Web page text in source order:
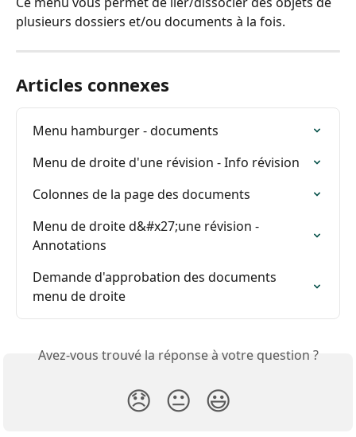
plusieurs dossiers et/ou documents à la fois.
Articles connexes
Menu hamburger - documents
Menu de droite d'une révision - Info révision
Colonnes de la page des documents
Menu de droite d&#x27;une révision -
Annotations
Demande d'approbation des documents
menu de droite
Avez-vous trouvé la réponse à votre question ?
😞 😐 😃